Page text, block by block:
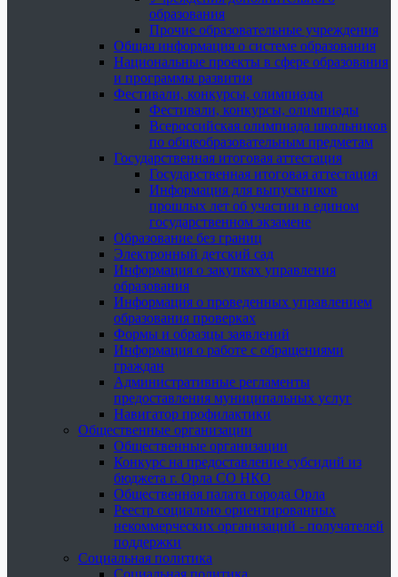
образования
Прочие образовательные учреждения
Общая информация о системе образования
Национальные проекты в сфере образования
и программы развития
Фестивали, конкурсы, олимпиады
Фестивали, конкурсы, олимпиады
Всероссийская олимпиада школьников
по общеобразовательным предметам
Государственная итоговая аттестация
Государственная итоговая аттестация
Информация для выпускников
прошлых лет об участии в едином
государственном экзамене
Образование без границ
Электронный детский сад
Информация о закупках управления
образования
Информация о проведенных управлением
образования проверках
Формы и образцы заявлений
Информация о работе с обращениями
граждан
Административные регламенты
предоставления муниципальных услуг
Навигатор профилактики
Общественные организации
Общественные организации
Конкурс на предоставление субсидий из
бюджета г. Орла СО НКО
Общественная палата города Орла
Реестр социально ориентированных
некоммерческих организаций - получателей
поддержки
Социальная политика
Социальная политика